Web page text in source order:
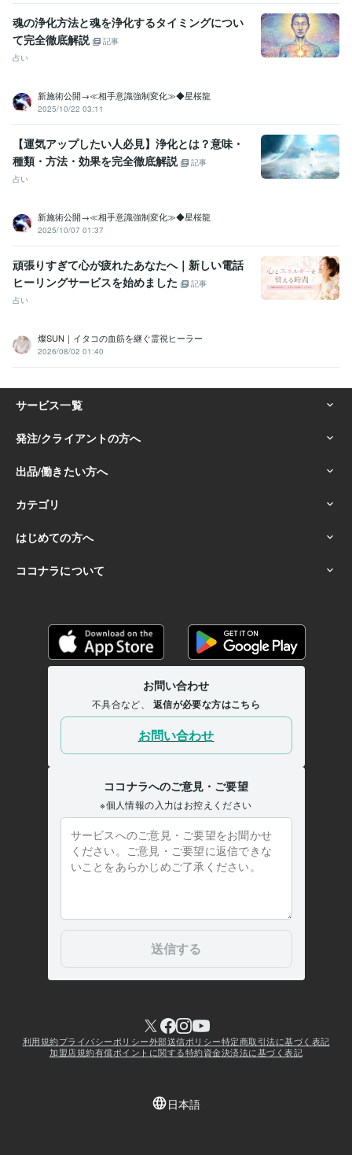
魂の浄化方法と魂を浄化するタイミングについ
て完全徹底解説
記事
占い
新施術公開→≪相手意識強制変化≫◆星桜龍
2025/10/22 03:11
【運気アップしたい人必見】浄化とは？意味・
種類・方法・効果を完全徹底解説
記事
占い
新施術公開→≪相手意識強制変化≫◆星桜龍
2025/10/07 01:37
頑張りすぎて心が疲れたあなたへ｜新しい電話
ヒーリングサービスを始めました
記事
占い
燦SUN｜イタコの血筋を継ぐ霊視ヒーラー
2026/08/02 01:40